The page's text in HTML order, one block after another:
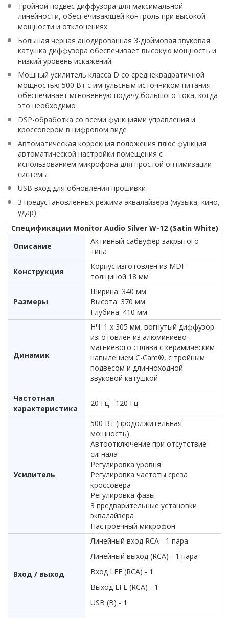
Тройной подвес диффузора для максимальной
линейности, обеспечивающей контроль при высокой
мощности и отклонениях
Большая чёрная анодированная 3-дюймовая звуковая
катушка диффузора обеспечивает высокую мощность и
низкий уровень искажений.
Мощный усилитель класса D со среднеквадратичной
мощностью 500 Вт с импульсным источником питания
обеспечивает мгновенную подачу большого тока, когда
это необходимо
DSP-обработка со всеми функциями управления и
кроссовером в цифровом виде
Автоматическая коррекция положения плюс функция
автоматической настройки помещения с
использованием микрофона для простой оптимизации
системы
USB вход для обновления прошивки
3 предустановленных режима эквалайзера (музыка, кино,
удар)
Спецификации Monitor Audio Silver W-12 (Satin White)
Описание
Активный сабвуфер закрытого
типа
Конструкция
Корпус изготовлен из MDF
толщиной 18 мм
Размеры
Ширина: 340 мм
Высота: 370 мм
Глубина: 410 мм
Динамик
НЧ: 1 х 305 мм, вогнутый диффузор
изготовлен из алюминиево-
магниевого сплава с керамическим
напылением C-Cam®, с тройным
подвесом и длинноходной
звуковой катушкой
Частотная
характеристика
20 Гц - 120 Гц
Усилитель
500 Вт (продолжительная
мощность)
Автоотключение при отсутствие
сигнала
Регулировка уровня
Регулировка частоты среза
кроссовера
Регулировка фазы
3 предварительные установки
эквалайзера
Настроечный микрофон
Вход / выход
Линейный вход RCA - 1 пара
Линейный выход (RCA) - 1 пара
Вход LFE (RCA) - 1
Выход LFE (RCA) - 1
USB (B) - 1